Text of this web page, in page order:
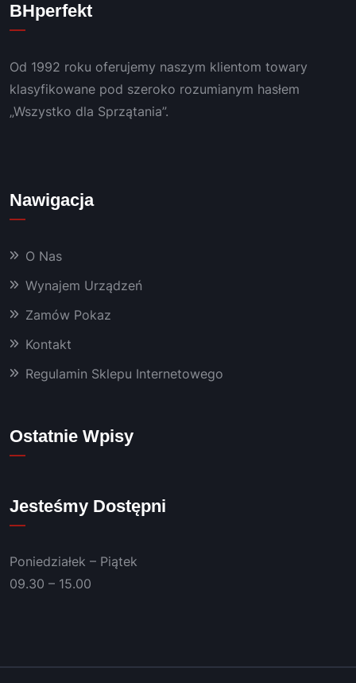
BHperfekt
Od 1992 roku oferujemy naszym klientom towary
klasyfikowane pod szeroko rozumianym hasłem
„Wszystko dla Sprzątania”.
Nawigacja
O Nas
Wynajem Urządzeń
Zamów Pokaz
Kontakt
Regulamin Sklepu Internetowego
Ostatnie Wpisy
Jesteśmy Dostępni
Poniedziałek – Piątek
09.30 – 15.00